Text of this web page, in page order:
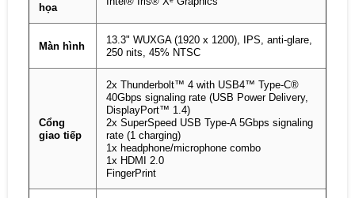
họa
Màn hình
13.3" WUXGA (1920 x 1200), IPS, anti-glare,
250 nits, 45% NTSC
Cổng
giao tiếp
2x Thunderbolt™ 4 with USB4™ Type-C®
40Gbps signaling rate (USB Power Delivery,
DisplayPort™ 1.4)
2x SuperSpeed USB Type-A 5Gbps signaling
rate (1 charging)
1x headphone/microphone combo
1x HDMI 2.0
FingerPrint